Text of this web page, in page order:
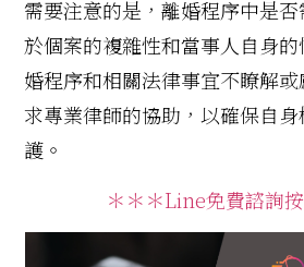
需要注意的是，離婚程序中是
於個案的複雜性和當事人自身
婚程序和相關法律事宜不瞭解
求專業律師的協助，以確保自
護。
＊＊＊Line免費諮詢